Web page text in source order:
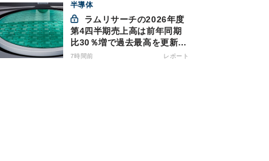
半導体
第4四半期売上高は前年同期
比30％増で過去最高を更新、
NAND関連が好調
7時間前 レポート